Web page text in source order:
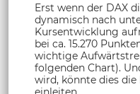
Erst wenn der DAX
dynamisch nach
Kursentwicklung
bei ca. 15.270
wichtige
folgenden Chart).
wird, könnte dies